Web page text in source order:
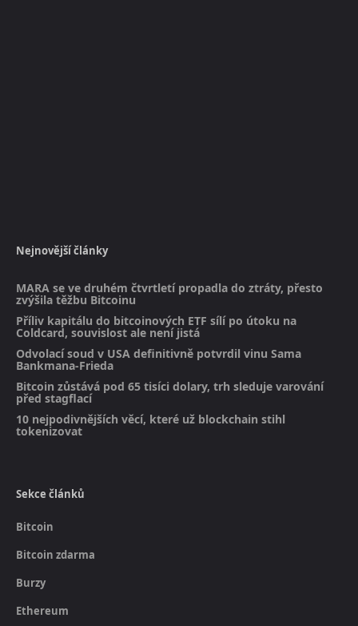
Nejnovější články
MARA se ve druhém čtvrtletí propadla do ztráty, přesto
zvýšila těžbu Bitcoinu
Příliv kapitálu do bitcoinových ETF sílí po útoku na
Coldcard, souvislost ale není jistá
Odvolací soud v USA definitivně potvrdil vinu Sama
Bankmana-Frieda
Bitcoin zůstává pod 65 tisíci dolary, trh sleduje varování
před stagflací
10 nejpodivnějších věcí, které už blockchain stihl
tokenizovat
Sekce článků
Bitcoin
Bitcoin zdarma
Burzy
Ethereum